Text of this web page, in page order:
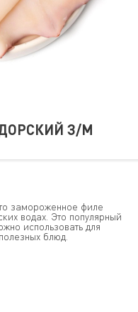
З/М
замороженное филе
водах. Это популярный
использовать для
блюд.